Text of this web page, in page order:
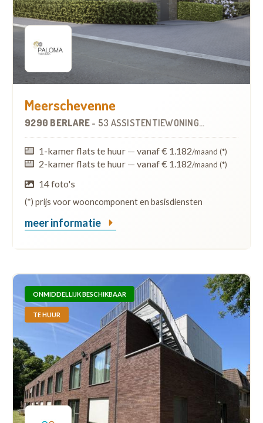
Meerschevenne
9290 BERLARE - 53 ASSISTENTIEWONINGEN
1-kamer flats te huur — vanaf € 1.182/maand (*)
2-kamer flats te huur — vanaf € 1.182/maand (*)
14 foto's
(*) prijs voor wooncomponent en basisdiensten
meer informatie
ONMIDDELLIJK BESCHIKBAAR
TE HUUR